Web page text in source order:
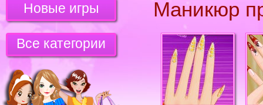
Маникюр
Новые игры
Все категории